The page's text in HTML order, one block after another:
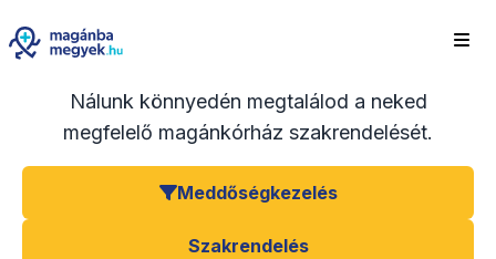
Nálunk könnyedén megtalálod a neked
megfelelő magánkórház szakrendelését.
Meddőségkezelés
Szakrendelés